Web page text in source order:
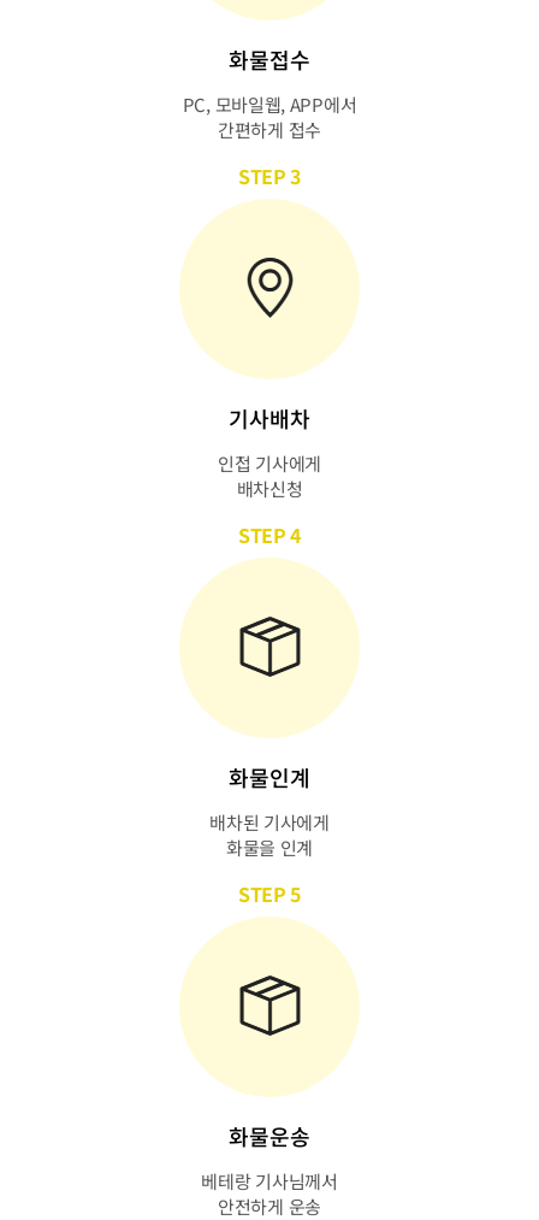
화물접수
PC, 모바일웹, APP에서
간편하게 접수
STEP 3
기사배차
인접 기사에게
배차신청
STEP 4
화물인계
배차된 기사에게
화물을 인계
STEP 5
화물운송
베테랑 기사님께서
안전하게 운송